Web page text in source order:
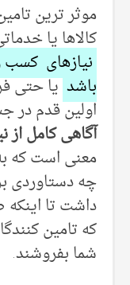
موثر ترین
کالاها یا
نیازهای کسب
باشدیا حتی
اولین قدم در
آگاهی کامل از
معنی است که
چه دستاوردی
داشت تا
که تامین
شما بفروشند.